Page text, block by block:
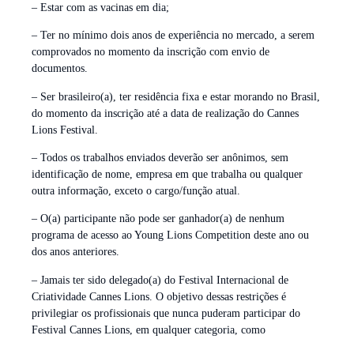
– Estar com as vacinas em dia;
– Ter no mínimo dois anos de experiência no mercado, a serem
comprovados no momento da inscrição com envio de
documentos.
– Ser brasileiro(a), ter residência fixa e estar morando no Brasil,
do momento da inscrição até a data de realização do Cannes
Lions Festival.
– Todos os trabalhos enviados deverão ser anônimos, sem
identificação de nome, empresa em que trabalha ou qualquer
outra informação, exceto o cargo/função atual.
– O(a) participante não pode ser ganhador(a) de nenhum
programa de acesso ao Young Lions Competition deste ano ou
dos anos anteriores.
– Jamais ter sido delegado(a) do Festival Internacional de
Criatividade Cannes Lions. O objetivo dessas restrições é
privilegiar os profissionais que nunca puderam participar do
Festival Cannes Lions, em qualquer categoria, como